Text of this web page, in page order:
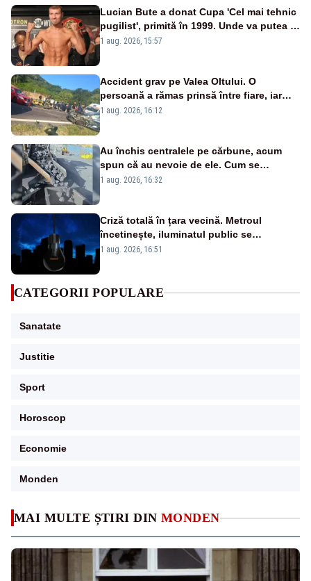
MAI MULTE ȘTIRI DIN MONDEN
Lucian Bute a donat Cupa 'Cel mai tehnic
pugilist', primită în 1999. Unde va putea fi
admirat trofeul
1 aug. 2026, 15:57
Accident grav pe Valea Oltului. O
persoană a rămas prinsă între fiare, iar
alta a fost aruncată pe carosabil
1 aug. 2026, 16:12
Au închis centralele pe cărbune, acum
spun că au nevoie de ele. Cum se
pasează vina în plină criză energetică
1 aug. 2026, 16:32
Criză totală în țara vecină. Metroul
încetinește, iluminatul public se
suspendă, iar bugetarii sunt trimiși să
1 aug. 2026, 16:51
CATEGORII POPULARE
Sanatate
Justitie
Sport
Horoscop
Economie
Monden